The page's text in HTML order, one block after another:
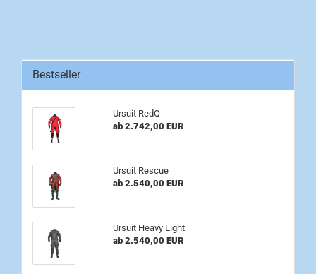
Bestseller
Ursuit RedQ
ab 2.742,00 EUR
Ursuit Rescue
ab 2.540,00 EUR
Ursuit Heavy Light
ab 2.540,00 EUR